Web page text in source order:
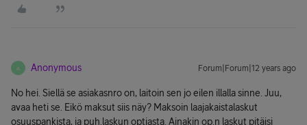
A Anonymous Forum|Forum|12 years ago
No hei. Siellä se asiakasnro on, laitoin sen jo eilen illalla sinne. Juu,
avaa heti se. Eikö maksut siis näy? Maksoin laajakaistalaskut
osuuspankista, ja puh.laskun optiasta. Ainakin op.n laskut pitäisi